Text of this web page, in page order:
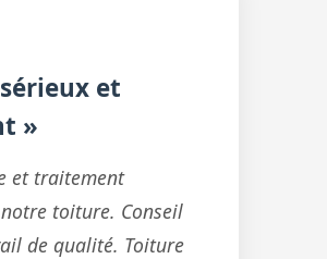
et
»
et traitement
toiture. Conseil
de qualité. Toiture